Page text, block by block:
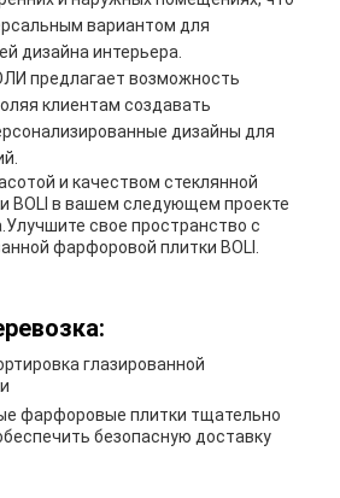
вариантом для
дизайна интерьера.
предлагает возможность
клиентам создавать
дизайны для
и качеством стеклянной
BOLI в вашем следующем проекте
свое пространство с
фарфоровой плитки BOLI.
глазированной
фарфоровые плитки тщательно
безопасную доставку